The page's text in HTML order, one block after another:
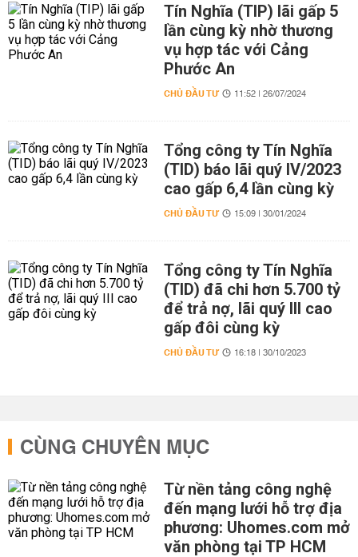
Tín Nghĩa (TIP) lãi gấp 5
lần cùng kỳ nhờ thương
vụ hợp tác với Cảng
Phước An
CHỦ ĐẦU TƯ 11:52 | 26/07/2024
Tổng công ty Tín Nghĩa
(TID) báo lãi quý IV/2023
cao gấp 6,4 lần cùng kỳ
CHỦ ĐẦU TƯ 15:09 | 30/01/2024
Tổng công ty Tín Nghĩa
(TID) đã chi hơn 5.700 tỷ
để trả nợ, lãi quý III cao
gấp đôi cùng kỳ
CHỦ ĐẦU TƯ 16:18 | 30/10/2023
CÙNG CHUYÊN MỤC
Từ nền tảng công nghệ
đến mạng lưới hỗ trợ địa
phương: Uhomes.com mở
văn phòng tại TP HCM